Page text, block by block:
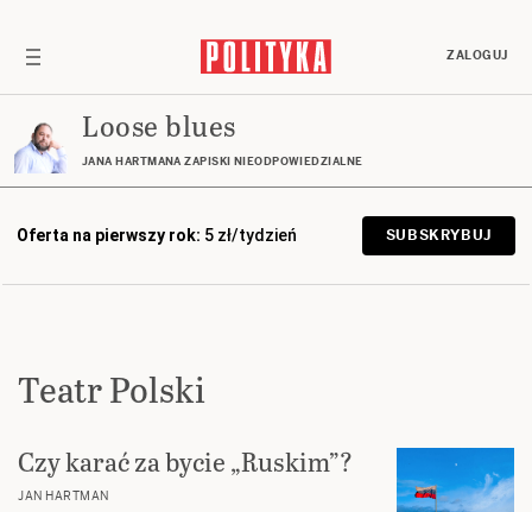
ZALOGUJ
Loose blues
JANA HARTMANA ZAPISKI NIEODPOWIEDZIALNE
Oferta na pierwszy rok: 5 zł/tydzień SUBSKRYBUJ
Teatr Polski
Czy karać za bycie „Ruskim”?
JAN HARTMAN